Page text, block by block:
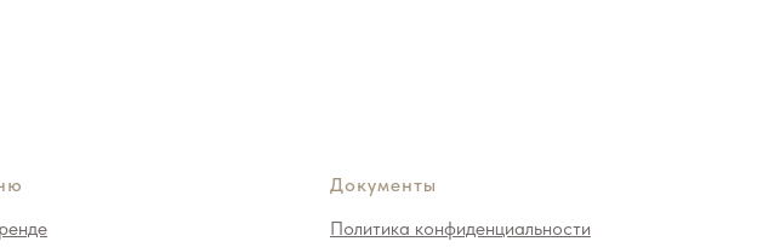
Документы
Политика конфиденциальности